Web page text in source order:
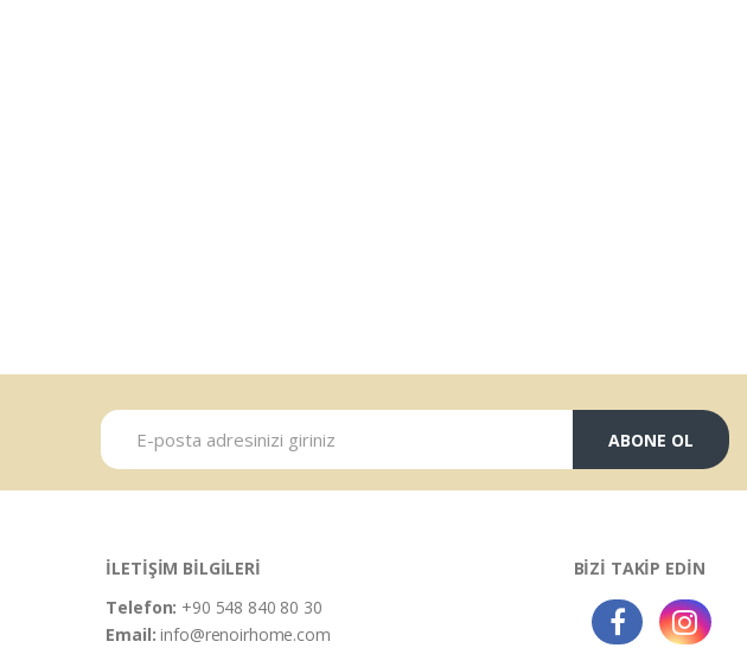
ABONE OL
İLETİŞİM BİLGİLERİ
Telefon: +90 548 840 80 30
Email:info@renoirhome.com
BİZİ TAKİP EDİN